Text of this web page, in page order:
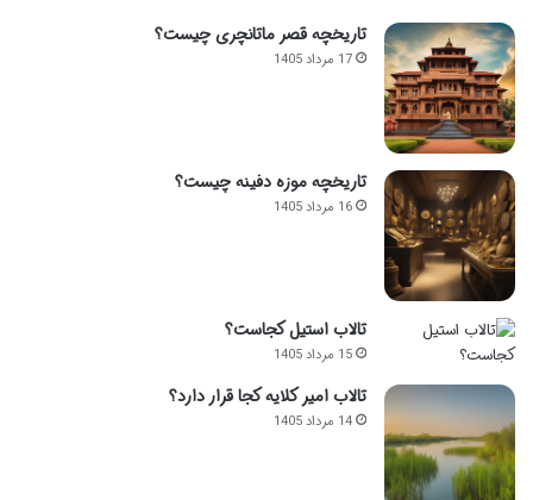
تاریخچه قصر ماتانچری چیست؟
17 مرداد 1405
تاریخچه موزه دفینه چیست؟
16 مرداد 1405
تالاب استیل کجاست؟
15 مرداد 1405
تالاب امیر کلایه کجا قرار دارد؟
14 مرداد 1405